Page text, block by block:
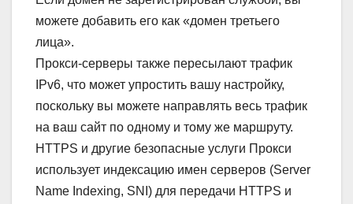
можете добавить его как «домен третьего
лица».
Прокси-серверы также пересылают трафик
IPv6, что может упростить вашу настройку,
поскольку вы можете направлять весь трафик
на ваш сайт по одному и тому же маршруту.
HTTPS и другие безопасные услуги Прокси
использует индексацию имен серверов (Server
Name Indexing, SNI) для передачи HTTPS и